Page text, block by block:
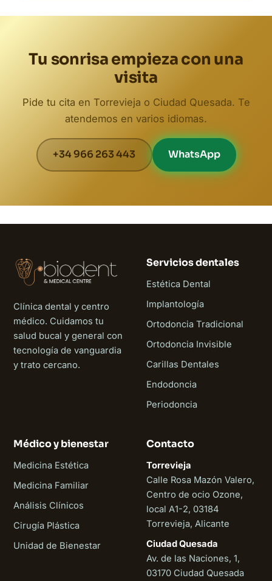
Tu sonrisa empieza con una
visita
Pide tu cita en Torrevieja o Ciudad Quesada. Te
atendemos en varios idiomas.
+34 966 263 443 WhatsApp
Clínica dental y centro
médico. Cuidamos tu
salud bucal y general con
tecnología de vanguardia
y trato cercano.
Servicios dentales
Estética Dental
Implantología
Ortodoncia Tradicional
Ortodoncia Invisible
Carillas Dentales
Endodoncia
Periodoncia
Médico y bienestar
Medicina Estética
Medicina Familiar
Análisis Clínicos
Cirugía Plástica
Unidad de Bienestar
Contacto
Torrevieja
Calle Rosa Mazón Valero,
Centro de ocio Ozone,
local A1-2, 03184
Torrevieja, Alicante
Ciudad Quesada
Av. de las Naciones, 1,
03170 Ciudad Quesada